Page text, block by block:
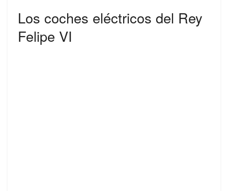
Los coches eléctricos del Rey
Felipe VI